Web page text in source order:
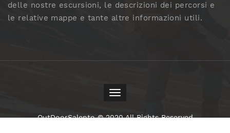
delle nostre escursioni, le descrizioni dei percorsi e
le relative mappe e tante altre informazioni utili.
Toggle
OutDoorSalento © 2020 All Rights Reserved